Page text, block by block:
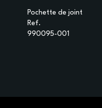
Pochette de joint
Ref.
990095-001